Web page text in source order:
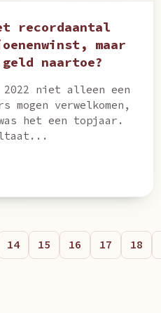
recordaantal
maar
naartoe?
niet alleen een
mogen verwelkomen,
het een topjaar.
14 15 16 17 18